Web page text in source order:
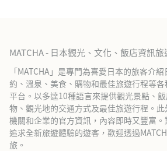
MATCHA - 日本觀光、文化、飯店資訊旅
「MATCHA」是專門為喜愛日本的旅客介
約、溫泉、美食、購物和最佳旅遊行程等
平台。以多達10種語言來提供觀光景點、
物、觀光地的交通方式及最佳旅遊行程。
機關和企業的官方資訊，內容即時又豐富。
追求全新旅遊體驗的遊客，歡迎透過
旅。